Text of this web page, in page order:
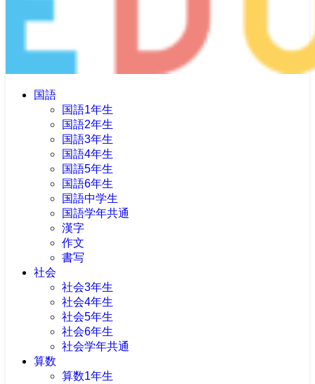
国語
国語1年生
国語2年生
国語3年生
国語4年生
国語5年生
国語6年生
国語中学生
国語学年共通
漢字
作文
書写
社会
社会3年生
社会4年生
社会5年生
社会6年生
社会学年共通
算数
算数1年生